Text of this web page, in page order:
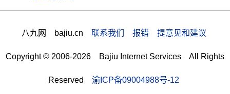
八九网 bajiu.cn 联系我们 报错 提意见和建议
Copyright © 2006-2026 Bajiu Internet Services All Rights
Reserved 渝ICP备09004988号-12